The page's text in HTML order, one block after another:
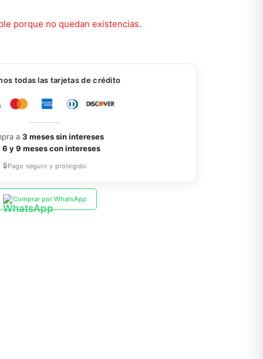
porque no quedan existencias.
todas las tarjetas de crédito
a 3 meses sin intereses
6 y 9 meses con intereses
🔒Pago seguro y protegido
Comprar por WhatsApp